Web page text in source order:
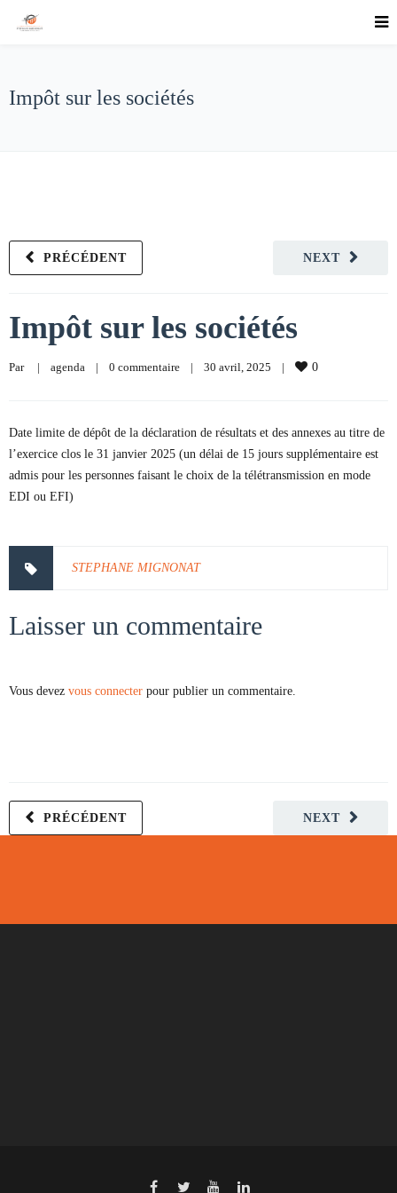
Impôt sur les sociétés
NEXT
PRÉCÉDENT
Impôt sur les sociétés
Par | agenda | 0 commentaire | 30 avril, 2025 | 0
Date limite de dépôt de la déclaration de résultats et des annexes au titre de
l’exercice clos le 31 janvier 2025 (un délai de 15 jours supplémentaire est
admis pour les personnes faisant le choix de la télétransmission en mode
EDI ou EFI)
STEPHANE MIGNONAT
Laisser un commentaire
Vous devez vous connecter pour publier un commentaire.
NEXT
PRÉCÉDENT